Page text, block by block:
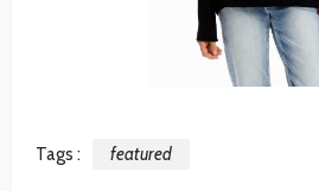
Tags : featured